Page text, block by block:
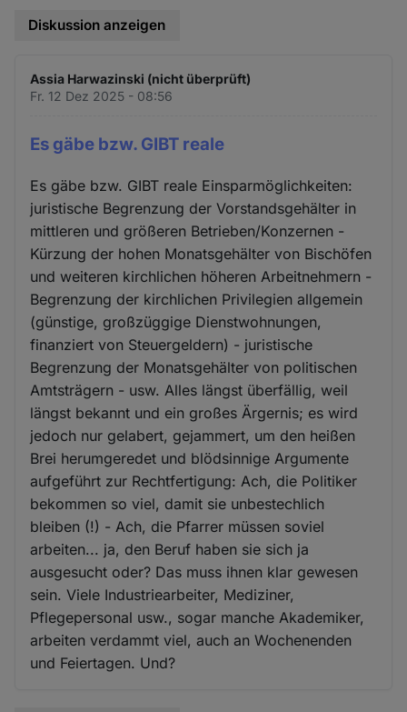
Diskussion anzeigen
Assia Harwazinski (nicht überprüft)
Fr. 12 Dez 2025 - 08:56
Es gäbe bzw. GIBT reale
Es gäbe bzw. GIBT reale Einsparmöglichkeiten:
juristische Begrenzung der Vorstandsgehälter in
mittleren und größeren Betrieben/Konzernen -
Kürzung der hohen Monatsgehälter von Bischöfen
und weiteren kirchlichen höheren Arbeitnehmern -
Begrenzung der kirchlichen Privilegien allgemein
(günstige, großzüggige Dienstwohnungen,
finanziert von Steuergeldern) - juristische
Begrenzung der Monatsgehälter von politischen
Amtsträgern - usw. Alles längst überfällig, weil
längst bekannt und ein großes Ärgernis; es wird
jedoch nur gelabert, gejammert, um den heißen
Brei herumgeredet und blödsinnige Argumente
aufgeführt zur Rechtfertigung: Ach, die Politiker
bekommen so viel, damit sie unbestechlich
bleiben (!) - Ach, die Pfarrer müssen soviel
arbeiten... ja, den Beruf haben sie sich ja
ausgesucht oder? Das muss ihnen klar gewesen
sein. Viele Industriearbeiter, Mediziner,
Pflegepersonal usw., sogar manche Akademiker,
arbeiten verdammt viel, auch an Wochenenden
und Feiertagen. Und?